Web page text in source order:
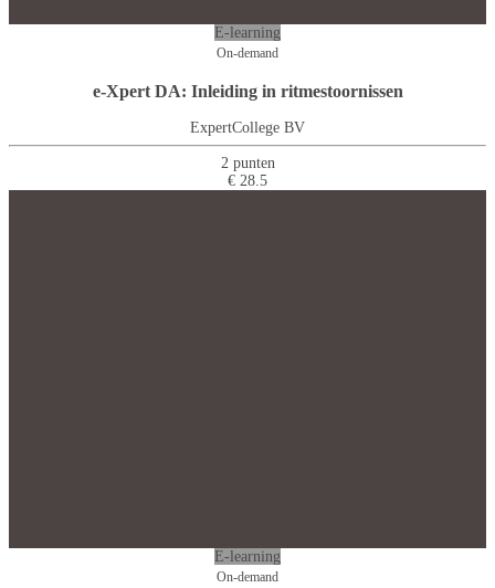
E-learning
On-demand
e-Xpert DA: Inleiding in ritmestoornissen
ExpertCollege BV
2 punten
€ 28.5
E-learning
On-demand